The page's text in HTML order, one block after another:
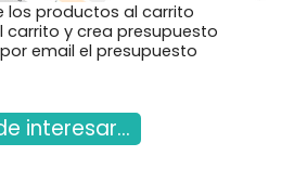
los productos al carrito
carrito y crea presupuesto
por email el presupuesto
interesar...